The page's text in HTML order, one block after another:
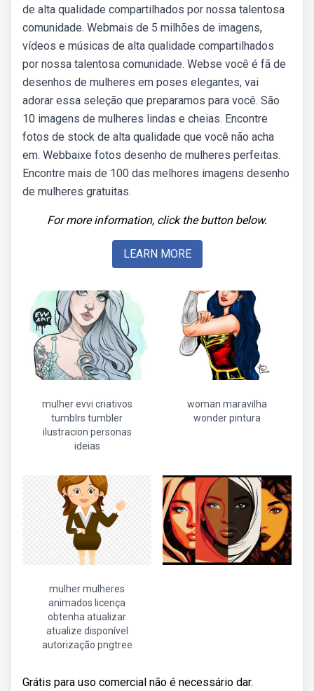
de alta qualidade compartilhados por nossa talentosa
comunidade. Webmais de 5 milhões de imagens,
vídeos e músicas de alta qualidade compartilhados
por nossa talentosa comunidade. Webse você é fã de
desenhos de mulheres em poses elegantes, vai
adorar essa seleção que preparamos para você. São
10 imagens de mulheres lindas e cheias. Encontre
fotos de stock de alta qualidade que você não acha
em. Webbaixe fotos desenho de mulheres perfeitas.
Encontre mais de 100 das melhores imagens desenho
de mulheres gratuitas.
For more information, click the button below.
LEARN MORE
mulher evvi criativos
tumblrs tumbler
ilustracion personas
ideias
woman maravilha
wonder pintura
mulher mulheres
animados licença
obtenha atualizar
atualize disponível
autorização pngtree
Grátis para uso comercial não é necessário dar.